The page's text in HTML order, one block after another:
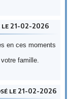
21-02-2026
en ces moments
famille.
le 21-02-2026